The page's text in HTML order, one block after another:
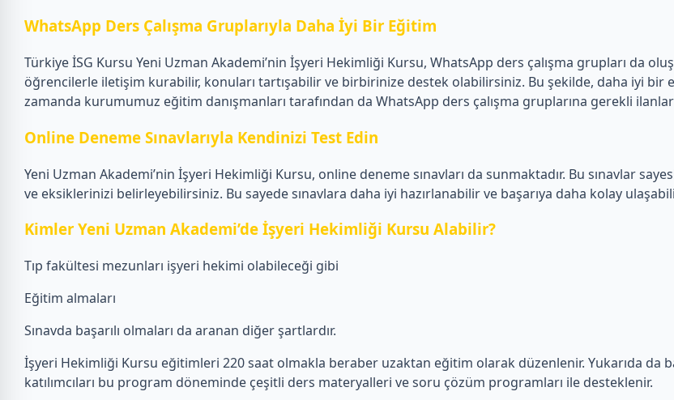
WhatsApp Ders Çalışma Gruplarıyla Daha İyi Bir Eğitim
Türkiye İSG Kursu Yeni Uzman Akademi’nin İşyeri Hekimliği Kursu, WhatsApp ders çalışma grupları da
öğrencilerle iletişim kurabilir, konuları tartışabilir ve birbirinize destek olabilirsiniz. Bu şekilde, daha iyi bir
zamanda kurumumuz eğitim danışmanları tarafından da WhatsApp ders çalışma gruplarına gerekli
Online Deneme Sınavlarıyla Kendinizi Test Edin
Yeni Uzman Akademi’nin İşyeri Hekimliği Kursu, online deneme sınavları da sunmaktadır. Bu sınavlar
ve eksiklerinizi belirleyebilirsiniz. Bu sayede sınavlara daha iyi hazırlanabilir ve başarıya daha kolay
Kimler Yeni Uzman Akademi’de İşyeri Hekimliği Kursu Alabilir?
Tıp fakültesi mezunları işyeri hekimi olabileceği gibi
Eğitim almaları
Sınavda başarılı olmaları da aranan diğer şartlardır.
İşyeri Hekimliği Kursu eğitimleri 220 saat olmakla beraber uzaktan eğitim olarak düzenlenir. Yukarıda da
katılımcıları bu program döneminde çeşitli ders materyalleri ve soru çözüm programları ile desteklenir.